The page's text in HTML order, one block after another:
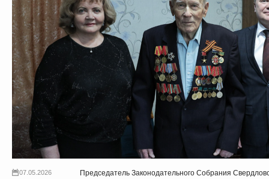
07.05.2026
Председатель Законодательного Собрания